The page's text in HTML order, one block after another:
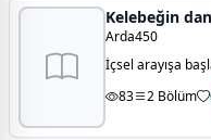
Kelebeğin
Arda450
İçsel arayışa
83
2 Bölüm